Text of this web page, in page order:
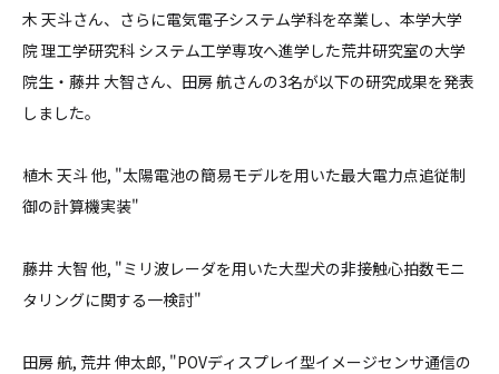
木 天斗さん、さらに電気電子システム学科を卒業し、本学大学
院 理工学研究科 システム工学専攻へ進学した荒井研究室の大学
院生・藤井 大智さん、田房 航さんの3名が以下の研究成果を発表
しました。
植木 天斗 他, "太陽電池の簡易モデルを用いた最大電力点追従制
御の計算機実装"
藤井 大智 他, "ミリ波レーダを用いた大型犬の非接触心拍数モニ
タリングに関する一検討"
田房 航, 荒井 伸太郎, "POVディスプレイ型イメージセンサ通信の